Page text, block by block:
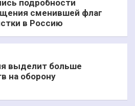
подробности
сменившей флаг
в Россию
выделит больше
на оборону